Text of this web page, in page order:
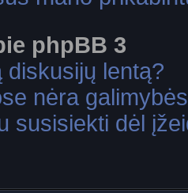
phpBB 3
diskusijų lentą?
nėra
susisiekti dėl